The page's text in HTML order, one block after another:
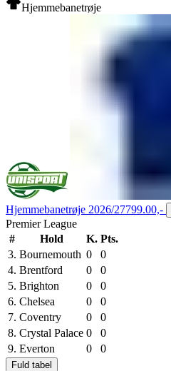
Hjemmebanetrøje
Hjemmebanetrøje 2026/27799.00,-
Premier League
#
Hold K. Pts.
3. Bournemouth 0
0
4. Brentford 0
0
5. Brighton 0
0
6. Chelsea 0
0
7. Coventry 0
0
8. Crystal Palace 0
0
9. Everton 0 0
Fuld tabel